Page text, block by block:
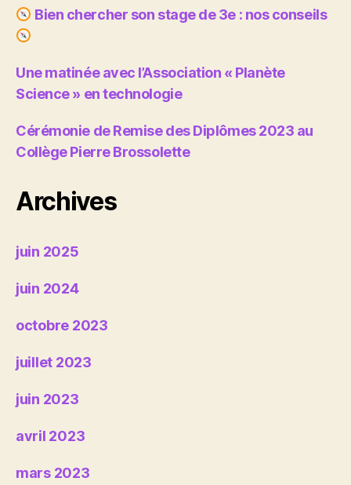
Bien chercher son stage de 3e : nos conseils
Une matinée avec l’Association « Planète
Science » en technologie
Cérémonie de Remise des Diplômes 2023 au
Collège Pierre Brossolette
Archives
juin 2025
juin 2024
octobre 2023
juillet 2023
juin 2023
avril 2023
mars 2023